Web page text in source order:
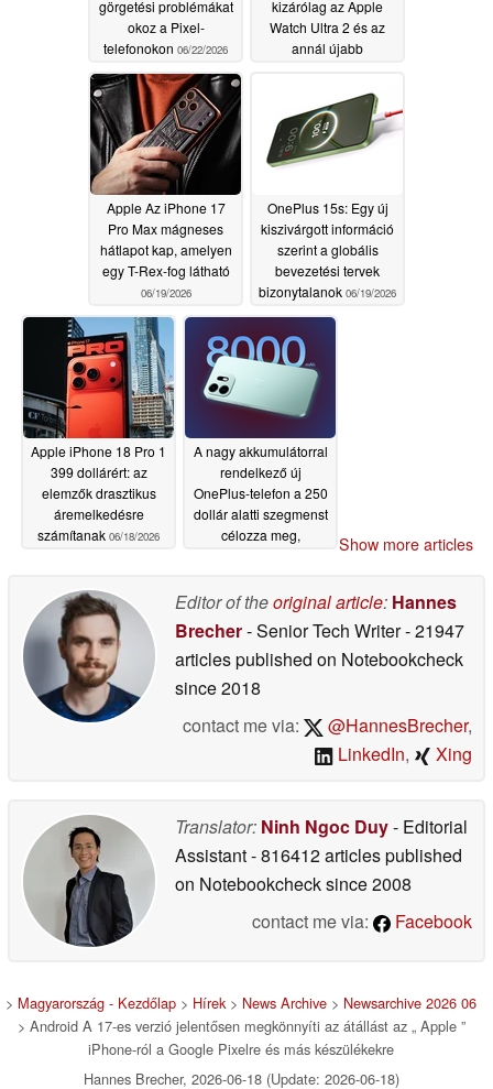
görgetési problémákat
okoz a Pixel-
telefonokon 06/22/2026
kizárólag az Apple
Watch Ultra 2 és az
annál újabb
Apple Az iPhone 17
Pro Max mágneses
hátlapot kap, amelyen
egy T-Rex-fog látható
06/19/2026
OnePlus 15s: Egy új
kiszivárgott információ
szerint a globális
bevezetési tervek
bizonytalanok 06/19/2026
Apple iPhone 18 Pro 1
399 dollárért: az
elemzők drasztikus
áremelkedésre
számítanak 06/18/2026
A nagy akkumulátorral
rendelkező új
OnePlus-telefon a 250
dollár alatti szegmenst
célozza meg,
részletek06/18/2026
Show more articles
Editor of theoriginal article: Hannes
Brecher- Senior Tech Writer- 21947
articles published on Notebookcheck
since 2018
contact me via:
@HannesBrecher,
LinkedIn, Xing
Translator: Ninh Ngoc Duy- Editorial
Assistant- 816412 articles published
on Notebookchecksince 2008
contact me via:
Facebook
> Magyarország - Kezdőlap > Hírek> News Archive > Newsarchive 2026 06
> Android A 17-es verzió jelentősen megkönnyíti az átállást az „ Apple ”
iPhone-ról a Google Pixelre és más készülékekre
Hannes Brecher, 2026-06-18 (Update: 2026-06-18)